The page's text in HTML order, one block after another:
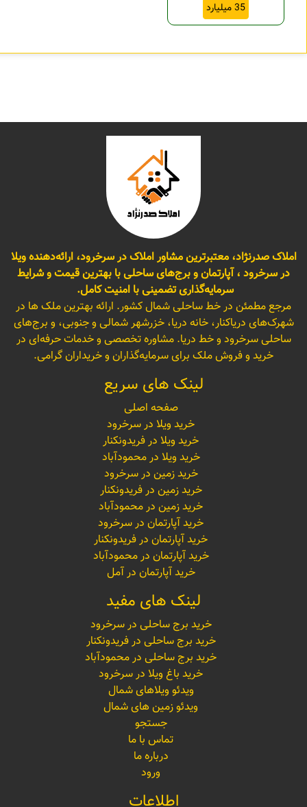
35 میلیارد
املاک صدرنژاد، معتبرترین مشاور املاک در سرخرود، ارائه‌دهنده ویلا
در سرخرود ، آپارتمان و برج‌های ساحلی با بهترین قیمت و شرایط
سرمایه‌گذاری تضمینی با امنیت کامل.
مرجع مطمئن در خط ساحلی شمال کشور. ارائه بهترین ملک ها در
شهرک‌های دریاکنار، خانه دریا، خزرشهر شمالی و جنوبی، و برج‌های
ساحلی سرخرود و خط دریا. مشاوره تخصصی و خدمات حرفه‌ای در
خرید و فروش ملک برای سرمایه‌گذاران و خریداران گرامی.
لینک های سریع
صفحه اصلی
خرید ویلا در سرخرود
خرید ویلا در فریدونکنار
خرید ویلا در محمودآباد
خرید زمین در سرخرود
خرید زمین در فریدونکنار
خرید زمین در محمودآباد
خرید آپارتمان در سرخرود
خرید آپارتمان در فریدونکنار
خرید آپارتمان در محمودآباد
خرید آپارتمان در آمل
لینک های مفید
خرید برج ساحلی در سرخرود
خرید برج ساحلی در فریدونکنار
خرید برج ساحلی در محمودآباد
خرید باغ ویلا در سرخرود
ویدئو ویلاهای شمال
ویدئو زمین های شمال
جستجو
تماس با ما
درباره ما
ورود
اطلاعات